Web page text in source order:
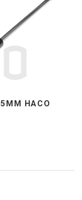
HACO